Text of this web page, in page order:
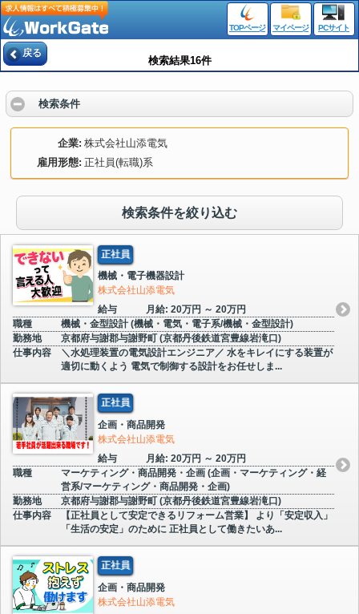
TOPページ マイページ PCサイト
戻る
検索結果16件
検索条件
企業 株式会社山添電気
雇用形態 正社員(転職)系
検索条件を絞り込む
正社員
機械・電子機器設計
株式会社山添電気
給与
月給: 20万円 ～ 20万円
職種
機械・金型設計 (機械・電気・電子系/機械・金型設計)
勤務地
京都府与謝郡与謝野町 (京都丹後鉄道宮豊線岩滝口)
仕事内容
＼水処理装置の電気設計エンジニア／ 水をキレイにする装置が
適切に動くよう 電気で制御する設計をお任せしま...
正社員
企画・商品開発
株式会社山添電気
給与
月給: 20万円 ～ 20万円
職種
マーケティング・商品開発・企画 (企画・マーケティング・経
営系/マーケティング・商品開発・企画)
勤務地
京都府与謝郡与謝野町 (京都丹後鉄道宮豊線岩滝口)
仕事内容
【正社員として安定できるリフォーム営業】 より「安定収入」
「生活の安定」のために 正社員として働きたいあ...
正社員
企画・商品開発
株式会社山添電気